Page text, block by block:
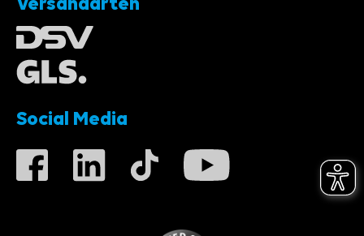
Versandarten
Social Media